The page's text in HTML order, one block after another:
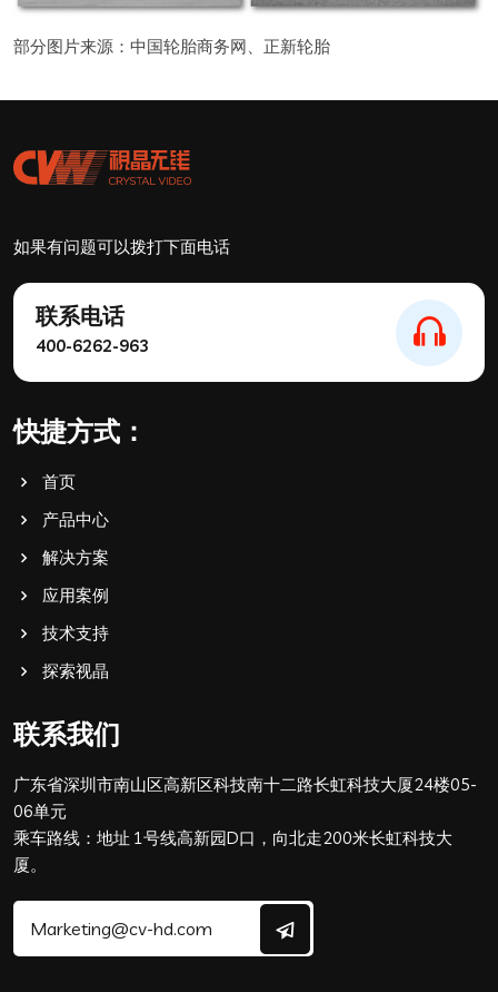
部分图片来源：中国轮胎商务网、正新轮胎
如果有问题可以拨打下面电话
联系电话
400-6262-963
快捷方式：
首页
产品中心
解决方案
应用案例
技术支持
探索视晶
联系我们
广东省深圳市南山区高新区科技南十二路长虹科技大厦24楼05-
06单元
乘车路线：地址 1号线高新园D口，向北走200米长虹科技大
厦。